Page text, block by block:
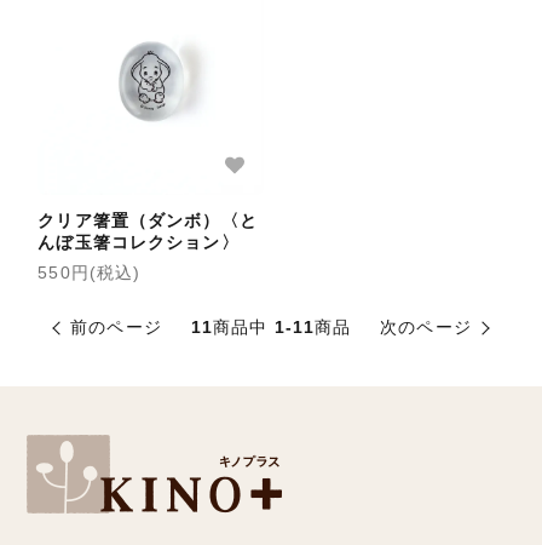
クリア箸置（ダンボ）〈と
んぼ玉箸コレクション〉
550円(税込)
前のページ 11商品中 1-11商品 次のページ